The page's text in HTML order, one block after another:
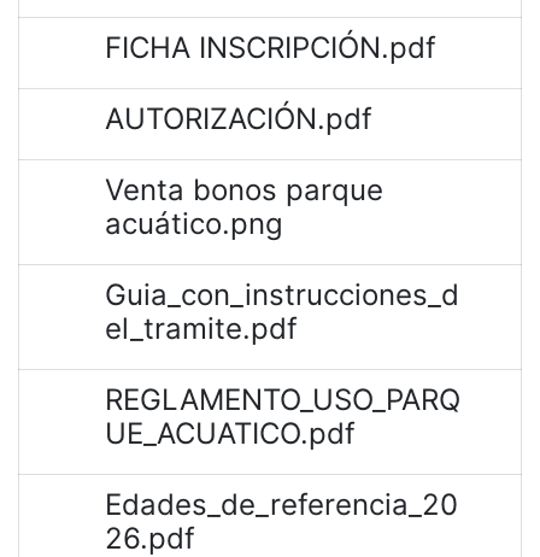
FICHA INSCRIPCIÓN.pdf
AUTORIZACIÓN.pdf
Venta bonos parque
acuático.png
Guia_con_instrucciones_d
el_tramite.pdf
REGLAMENTO_USO_PARQ
UE_ACUATICO.pdf
Edades_de_referencia_20
26.pdf